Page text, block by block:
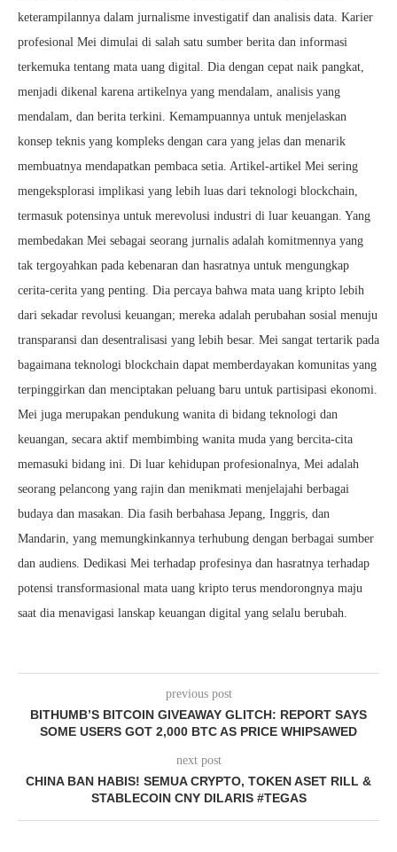
keterampilannya dalam jurnalisme investigatif dan analisis data. Karier
profesional Mei dimulai di salah satu sumber berita dan informasi
terkemuka tentang mata uang digital. Dia dengan cepat naik pangkat,
menjadi dikenal karena artikelnya yang mendalam, analisis yang
mendalam, dan berita terkini. Kemampuannya untuk menjelaskan
konsep teknis yang kompleks dengan cara yang jelas dan menarik
membuatnya mendapatkan pembaca setia. Artikel-artikel Mei sering
mengeksplorasi implikasi yang lebih luas dari teknologi blockchain,
termasuk potensinya untuk merevolusi industri di luar keuangan. Yang
membedakan Mei sebagai seorang jurnalis adalah komitmennya yang
tak tergoyahkan pada kebenaran dan hasratnya untuk mengungkap
cerita-cerita yang penting. Dia percaya bahwa mata uang kripto lebih
dari sekadar revolusi keuangan; mereka adalah perubahan sosial menuju
transparansi dan desentralisasi yang lebih besar. Mei sangat tertarik pada
bagaimana teknologi blockchain dapat memberdayakan komunitas yang
terpinggirkan dan menciptakan peluang baru untuk partisipasi ekonomi.
Mei juga merupakan pendukung wanita di bidang teknologi dan
keuangan, secara aktif membimbing wanita muda yang bercita-cita
memasuki bidang ini. Di luar kehidupan profesionalnya, Mei adalah
seorang pelancong yang rajin dan menikmati menjelajahi berbagai
budaya dan masakan. Dia fasih berbahasa Jepang, Inggris, dan
Mandarin, yang memungkinkannya terhubung dengan berbagai sumber
dan audiens. Dedikasi Mei terhadap profesinya dan hasratnya terhadap
potensi transformasional mata uang kripto terus mendorongnya maju
saat dia menavigasi lanskap keuangan digital yang selalu berubah.
previous post
BITHUMB’S BITCOIN GIVEAWAY GLITCH: REPORT SAYS
SOME USERS GOT 2,000 BTC AS PRICE WHIPSAWED
next post
CHINA BAN HABIS! SEMUA CRYPTO, TOKEN ASET RILL &
STABLECOIN CNY DILARIS #TEGAS